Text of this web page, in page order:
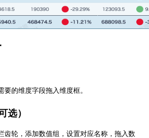
要的维度字段拖入维度框。
选）
齿轮，添加数值组，设置对应名称，拖入数